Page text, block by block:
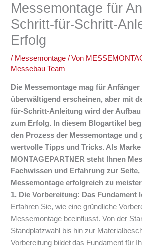
Messemontage für
Schritt-für-Schritt-
Erfolg
/ Messemontage / Von
Messebau Team
Die Messemontage mag für
überwältigend erscheinen, aber mit
für-Schritt-Anleitung wird der Aufbau
zum Erfolg. In diesem Blogartikel
den Prozess der Messemontage und
wertvolle Tipps und Tricks. Als
MONTAGEPARTNER steht Ihnen
Fachwissen und Erfahrung zur Seite,
Messemontage erfolgreich zu
1. Die Vorbereitung: Das Fundament
Erfahren Sie, wie eine gründliche
Messemontage beeinflusst. Von der
Standplatzwahl bis hin zur
Vorbereitung bildet das Fundament für